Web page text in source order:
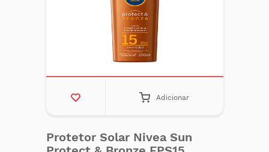
Adicionar
Protetor Solar Nivea Sun